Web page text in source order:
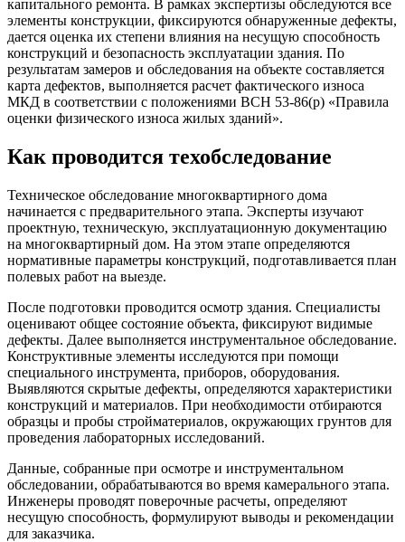
капитального ремонта. В рамках экспертизы обследуются все
элементы конструкции, фиксируются обнаруженные дефекты,
дается оценка их степени влияния на несущую способность
конструкций и безопасность эксплуатации здания. По
результатам замеров и обследования на объекте составляется
карта дефектов, выполняется расчет фактического износа
МКД в соответствии с положениями ВСН 53-86(р) «Правила
оценки физического износа жилых зданий».
Как проводится техобследование
Техническое обследование многоквартирного дома
начинается с предварительного этапа. Эксперты изучают
проектную, техническую, эксплуатационную документацию
на многоквартирный дом. На этом этапе определяются
нормативные параметры конструкций, подготавливается план
полевых работ на выезде.
После подготовки проводится осмотр здания. Специалисты
оценивают общее состояние объекта, фиксируют видимые
дефекты. Далее выполняется инструментальное обследование.
Конструктивные элементы исследуются при помощи
специального инструмента, приборов, оборудования.
Выявляются скрытые дефекты, определяются характеристики
конструкций и материалов. При необходимости отбираются
образцы и пробы стройматериалов, окружающих грунтов для
проведения лабораторных исследований.
Данные, собранные при осмотре и инструментальном
обследовании, обрабатываются во время камерального этапа.
Инженеры проводят поверочные расчеты, определяют
несущую способность, формулируют выводы и рекомендации
для заказчика.